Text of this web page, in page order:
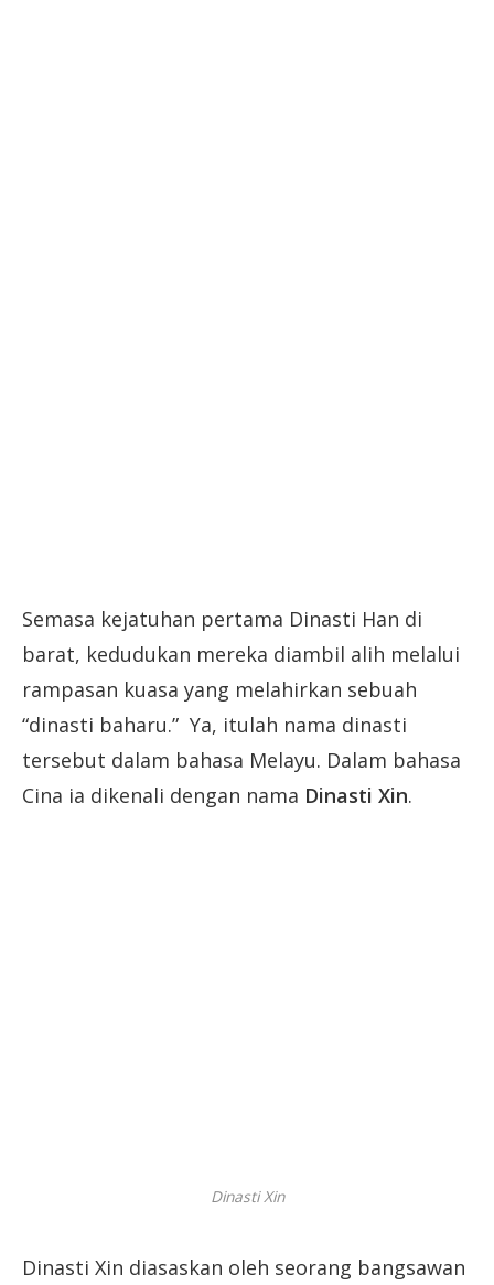
Semasa kejatuhan pertama Dinasti Han di
barat, kedudukan mereka diambil alih melalui
rampasan kuasa yang melahirkan sebuah
“dinasti baharu.” Ya, itulah nama dinasti
tersebut dalam bahasa Melayu. Dalam bahasa
Cina ia dikenali dengan nama Dinasti Xin.
Dinasti Xin
Dinasti Xin diasaskan oleh seorang bangsawan